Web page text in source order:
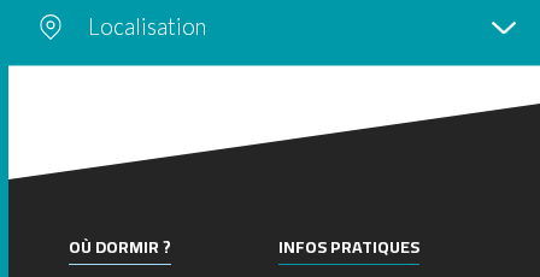
Localisation
−
OÙ DORMIR ?
INFOS PRATIQUES